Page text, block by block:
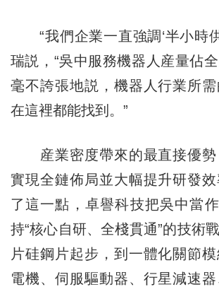
“我們企業一直強調‘半小時供
瑞説，“吳中服務機器人産量佔全
毫不誇張地説，機器人行業所需
在這裡都能找到。”
産業密度帶來的最直接優勢
實現全鏈佈局並大幅提升研發
了這一點，卓譽科技把吳中當
持“核心自研、全棧貫通”的技術
片硅鋼片起步，到一體化關節
電機、伺服驅動器、行星減速